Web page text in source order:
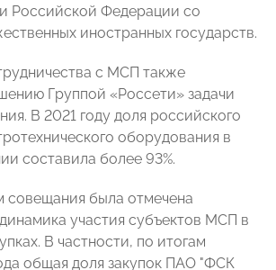
Российской Федерации со
иностранных государств.
с МСП также
Группой «Россети» задачи
В 2021 году доля российского
оборудования в
составила более 93%.
совещания была отмечена
участия субъектов МСП в
В частности, по итогам
общая доля закупок ПАО "ФСК